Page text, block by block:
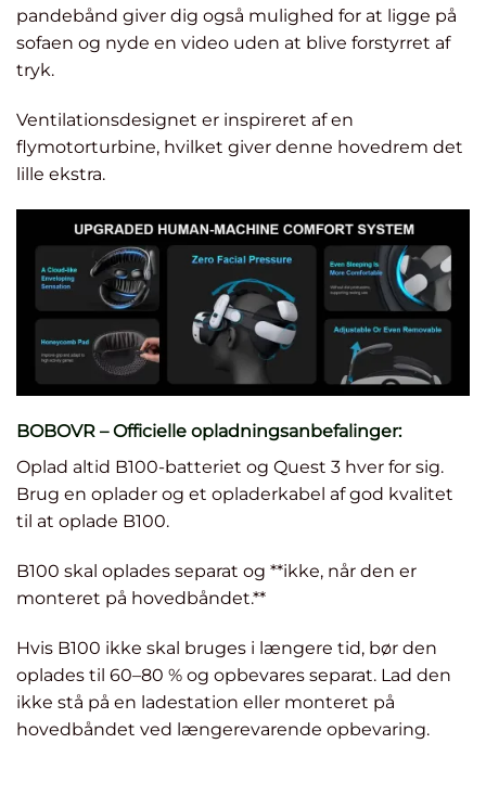
pandebånd giver dig også mulighed for at ligge på
sofaen og nyde en video uden at blive forstyrret af
tryk.
Ventilationsdesignet er inspireret af en
flymotorturbine, hvilket giver denne hovedrem det
lille ekstra.
BOBOVR – Officielle opladningsanbefalinger:
Oplad altid B100-batteriet og Quest 3 hver for sig.
Brug en oplader og et opladerkabel af god kvalitet
til at oplade B100.
B100 skal oplades separat og **ikke, når den er
monteret på hovedbåndet.**
Hvis B100 ikke skal bruges i længere tid, bør den
oplades til 60–80 % og opbevares separat. Lad den
ikke stå på en ladestation eller monteret på
hovedbåndet ved længerevarende opbevaring.